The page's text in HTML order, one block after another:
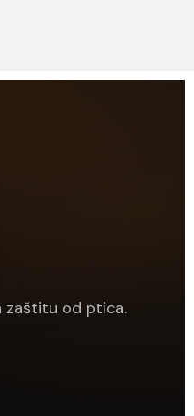
zaštitu od ptica.